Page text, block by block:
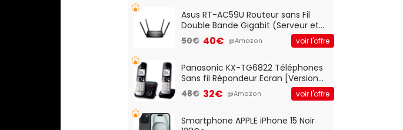
Asus RT-AC59U Routeur sans Fil
Double Bande Gigabit (Serveur et
Client VPN, Triple Vlan, Mode Point
d'accès et Bridge, contrôle
50€ 40€ @Amazon voir l'offre
Panasonic KX-TG6822 Téléphones
Sans fil Répondeur Ecran [Version
Française]
48€ 32€ @Amazon voir l'offre
Smartphone APPLE iPhone 15 Noir